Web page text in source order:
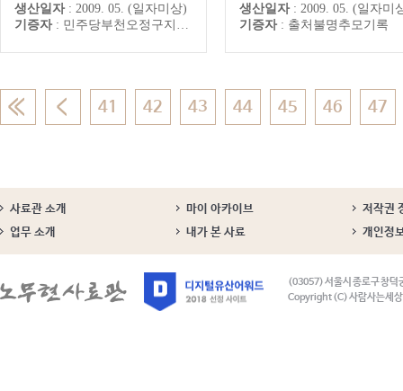
생산일자 : 2009. 05. (일자미상)
기증자 : 민주당부천오정구지역위원회
생산일자 : 2009. 05. (일자미
기증자 : 출처불명추모기록
41 42 43 44 45 46 47
사료관 소개 마이 아카이브
저작권
업무 소개
내가 본 사료 개인정
(03057) 서울시 종로구 창덕
Copyright (C) 사람사는세